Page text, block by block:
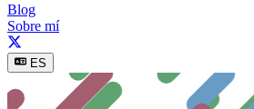
Blog
Sobre mí
ES